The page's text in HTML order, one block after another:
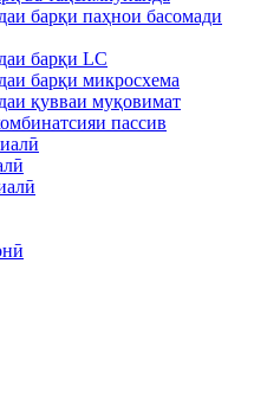
барқи паҳнои басомади
барқи LC
барқи микросхема
қувваи муқовимат
пассив